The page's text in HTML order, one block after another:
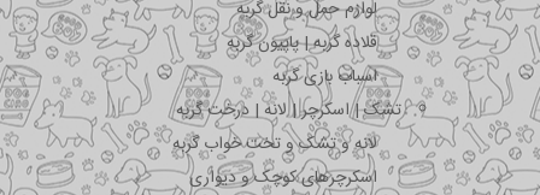
لوازم حمل و نقل گربه
قلاده گربه | پاپیون گربه
اسباب بازی گربه
تشک | اسکرچر | لانه | درخت گربه
لانه و تشک و تخت خواب گربه
اسکرچرهای کوچک و دیواری